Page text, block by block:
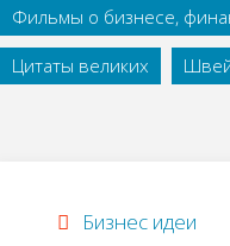
Фильмы о бизнесе,
Цитаты великих
Бизнес идеи